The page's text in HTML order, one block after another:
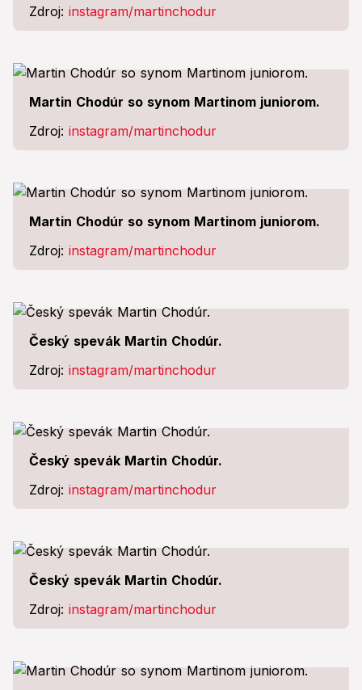
Zdroj: instagram/martinchodur
Martin Chodúr so synom Martinom juniorom.
Zdroj: instagram/martinchodur
Martin Chodúr so synom Martinom juniorom.
Zdroj: instagram/martinchodur
Český spevák Martin Chodúr.
Zdroj: instagram/martinchodur
Český spevák Martin Chodúr.
Zdroj: instagram/martinchodur
Český spevák Martin Chodúr.
Zdroj: instagram/martinchodur